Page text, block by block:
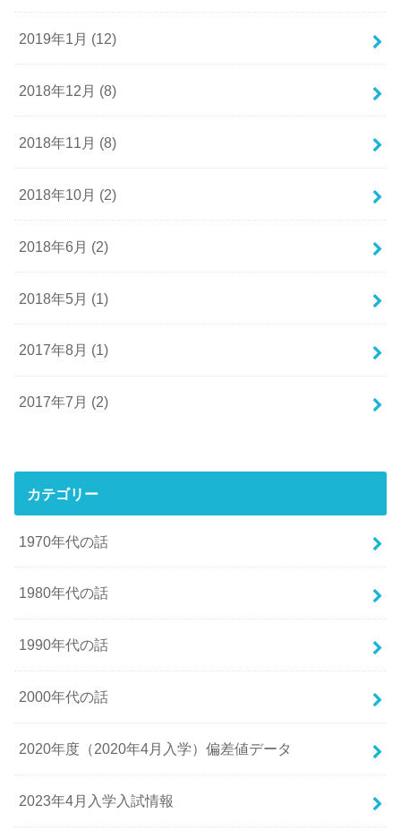
2019年1月 (12)
2018年12月 (8)
2018年11月 (8)
2018年10月 (2)
2018年6月 (2)
2018年5月 (1)
2017年8月 (1)
2017年7月 (2)
カテゴリー
1970年代の話
1980年代の話
1990年代の話
2000年代の話
2020年度（2020年4月入学）偏差値データ
2023年4月入学入試情報